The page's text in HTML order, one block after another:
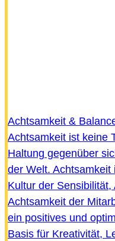
Achtsamkeit &
Achtsamkeit ist keine
Haltung gegenüber
der Welt.
Kultur der
Achtsamkeit der
ein positives und
Basis für Kreativität,